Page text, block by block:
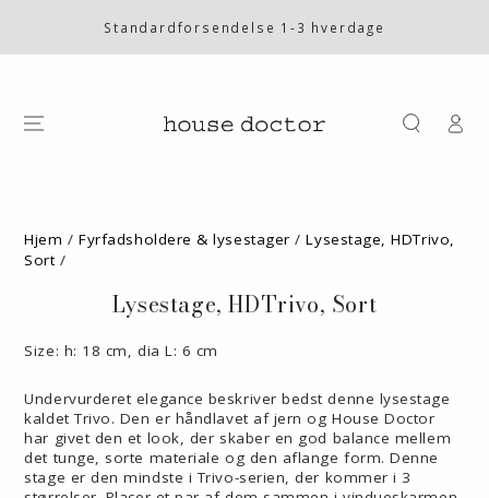
Standardforsendelse 1-3 hverdage
på
Hjem / Fyrfadsholdere & lysestager / Lysestage, HDTrivo,
Sort /
Lysestage, HDTrivo, Sort
Size: h: 18 cm, dia L: 6 cm
Undervurderet elegance beskriver bedst denne lysestage
kaldet Trivo. Den er håndlavet af jern og House Doctor
har givet den et look, der skaber en god balance mellem
det tunge, sorte materiale og den aflange form. Denne
stage er den mindste i Trivo-serien, der kommer i 3